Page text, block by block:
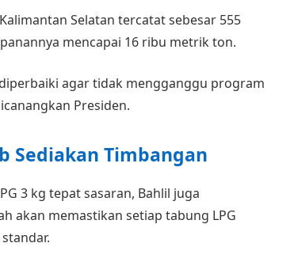
Selatan tercatat sebesar 555
mencapai 16 ribu metrik ton.
agar tidak mengganggu program
Presiden.
Sediakan Timbangan
3 kg tepat sasaran, Bahlil juga
akan memastikan setiap tabung LPG